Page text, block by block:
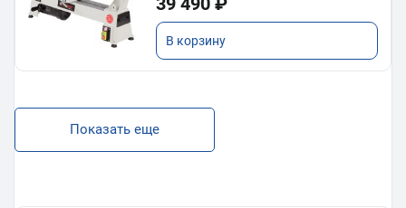
В корзину
Показать еще